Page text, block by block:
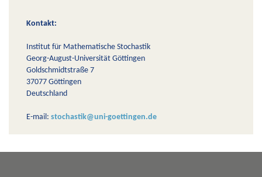
Kontakt:
Institut für Mathematische Stochastik
Georg-August-Universität Göttingen
Goldschmidtstraße 7
37077 Göttingen
Deutschland
E-mail: stochastik@uni-goettingen.de